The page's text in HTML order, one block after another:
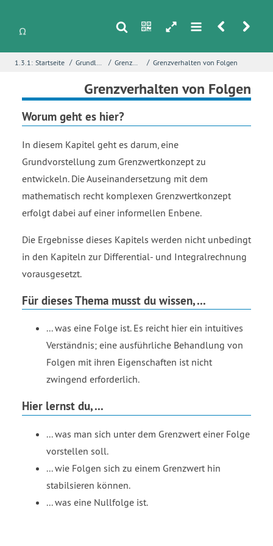
s n h m r u
1.3.1: Startseite / Grundlagen / Grenzwerte / Grenzverhalten von Folgen
Grenzverhalten von Folgen
Worum geht es hier?
In diesem Kapitel geht es darum, eine
Grundvorstellung zum Grenzwertkonzept zu
entwickeln. Die Auseinandersetzung mit dem
mathematisch recht komplexen Grenzwertkonzept
erfolgt dabei auf einer informellen Enbene.
Die Ergebnisse dieses Kapitels werden nicht unbedingt
in den Kapiteln zur Differential- und Integralrechnung
vorausgesetzt.
Für dieses Thema musst du wissen, ...
... was eine Folge ist. Es reicht hier ein intuitives
Verständnis; eine ausführliche Behandlung von
Folgen mit ihren Eigenschaften ist nicht
zwingend erforderlich.
Hier lernst du, ...
... was man sich unter dem Grenzwert einer Folge
vorstellen soll.
... wie Folgen sich zu einem Grenzwert hin
stabilsieren können.
... was eine Nullfolge ist.
*
Seite*